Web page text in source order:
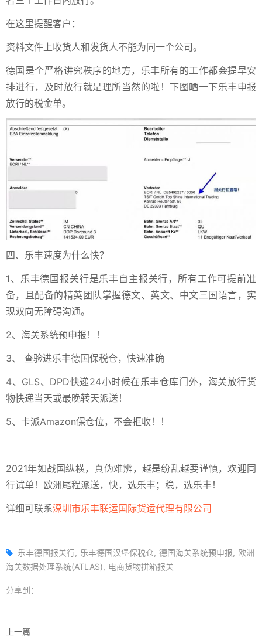
在这里提醒客户：
资料文件上收货人和发货人不能为同一个公司。
德国是个严格讲究秩序的地方，乐丰所有的工作都会提早安
排进行，及时放行就是理所当然的啦！下图晒一下乐丰申报
放行的税金单。
四、乐丰速度为什么快？
1、乐丰德国报关行是乐丰自主报关行，所有工作可提前准
备，且配备的精英团队掌握德文、英文、中文三国语言，实
现双向无障碍沟通。
2、海关系统预申报！！
3、 查验进乐丰德国保税仓，快速准确
4、GLS、DPD快递24小时候在乐丰仓库门外，海关放行货
物快递当天或最晚转天派送！
5、卡派Amazon保仓位，不会拒收！！
2021年如战国纵横，真伪难辨，越是纷乱越要谨慎，欢迎同
行试单！欧洲尾程派送，快，选乐丰；稳，选乐丰！
详细可联系深圳市乐丰联运国际货运代理有限公司
乐丰德国报关行 乐丰德国汉堡保税仓 德国海关系统预申报
欧洲
海关数据处理系统(ATLAS)
电商货物拼箱报关
分享到：
上一篇